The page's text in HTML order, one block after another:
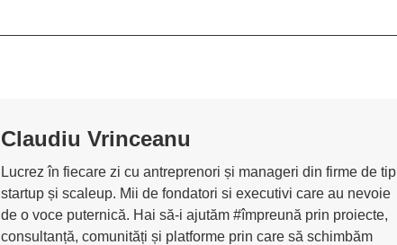
Claudiu Vrinceanu
Lucrez în fiecare zi cu antreprenori și manageri din firme de tip
startup și scaleup. Mii de fondatori si executivi care au nevoie
de o voce puternică. Hai să-i ajutăm #împreună prin proiecte,
consultanță, comunități și platforme prin care să schimbăm